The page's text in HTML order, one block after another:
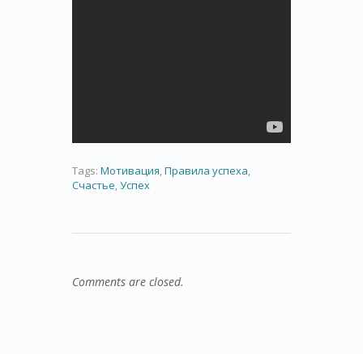
Tags: Мотивация,Правила успеха,
Счастье,Успех
Comments are closed.